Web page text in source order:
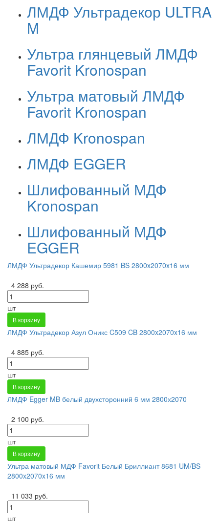
ЛМДФ Ультрадекор ULTRA
M
Ультра глянцевый ЛМДФ
Favorit Kronospan
Ультра матовый ЛМДФ
Favorit Kronospan
ЛМДФ Kronospan
ЛМДФ EGGER
Шлифованный МДФ
Kronospan
Шлифованный МДФ
EGGER
ЛМДФ Ультрадекор Кашемир 5981 BS 2800x2070x16 мм
4 288 руб.
шт
В корзину
ЛМДФ Ультрадекор Азул Оникс C509 CB 2800x2070x16 мм
4 885 руб.
шт
В корзину
ЛМДФ Egger MB белый двухсторонний 6 мм 2800х2070
2 100 руб.
шт
В корзину
Ультра матовый МДФ Favorit Белый Бриллиант 8681 UM/BS
2800x2070x16 мм
11 033 руб.
шт